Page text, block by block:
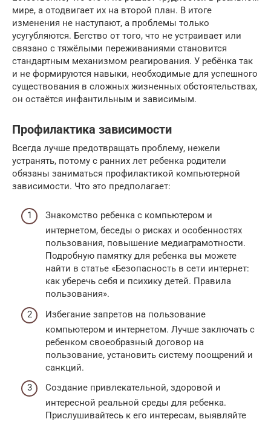
мире, а отодвигает их на второй план. В итоге
изменения не наступают, а проблемы только
усугубляются. Бегство от того, что не устраивает или
связано с тяжёлыми переживаниями становится
стандартным механизмом реагирования. У ребёнка так
и не формируются навыки, необходимые для успешного
существования в сложных жизненных обстоятельствах,
он остаётся инфантильным и зависимым.
Профилактика зависимости
Всегда лучше предотвращать проблему, нежели
устранять, потому с ранних лет ребенка родители
обязаны заниматься профилактикой компьютерной
зависимости. Что это предполагает:
Знакомство ребенка с компьютером и
интернетом, беседы о рисках и особенностях
пользования, повышение медиаграмотности.
Подробную памятку для ребенка вы можете
найти в статье «Безопасность в сети интернет:
как уберечь себя и психику детей. Правила
пользования».
Избегание запретов на пользование
компьютером и интернетом. Лучше заключать с
ребенком своеобразный договор на
пользование, установить систему поощрений и
санкций.
Создание привлекательной, здоровой и
интересной реальной среды для ребенка.
Прислушивайтесь к его интересам, выявляйте